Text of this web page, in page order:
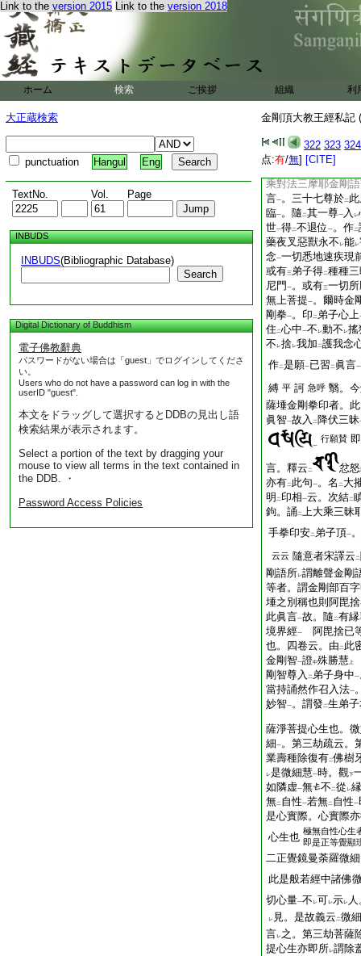
Link to the version 2015 Link to the version 2018
ホーム 検索 ご挨拶 組織 利
大正蔵検索
punctuation Hangul Eng
TextNo. Vol. Page
INBUDS
INBUDS(Bibliographic Database)
Search
Digital Dictionary of Buddhism
電子佛教辭典
パスワードがない場合は「guest」でログインしてくださ
い。
Users who do not have a password can log in with the
userID "guest".
本文をドラッグして選択するとDDBの見出し語
検索結果が表示されます。
Select a portion of the text by dragging your
mouse to view all terms in the text contained in
the DDB. ・
Password Access Policies
金剛頂大教王經私記
322 323 324
点:有/無] [CITE]
婀字無 二此註
。知
金剛性金剛薩埵體
字亦是金剛
字 不異也
則結忿怒拳至呵呵
佛 故。先令 有縁
境界經云。金剛阿
印一。左手拳印安
。作 想言
入。
乘對法三摩耶金剛
言一。三十七尊於二
臨一。隨 二其一尊一 入 レ
世一得二不退位 一。作二
藥夜叉惡獸永不 レ能レ
念一一切悉地速疾現
或有三弟子得二種種
尼門 一。或有三一切
無上菩提一。爾時金
剛拳一。印 二 弟子心上
住 二心中一不 レ動不 レ搖
不 レ捨レ我加 二護我念
作二是願一已習 二 眞言一
縛 平 訶 急呼 翳。
薩埵金剛拳印者。
眞智一故入 二 降伏三昧
一
行願賛
言。釋云 二
忿
亦有二 此句一。名 二 大
明 二印相一云。次結二
鉤。誦二上大乘三昧
手拳印安二 弟子頂一
云云 隨意者宋譯云 二
剛語所レ謂離聲金剛
等者。謂金剛部百
埵之別稱也則阿毘
此眞言一故。隨 二有
境界經一
阿毘捨已
也。四卷云。由 二 此
金剛智一證中殊勝慧 上
剛智尊入 二 弟子身中一
當持誦然作召入法一
妙智一。謂發 二生弟
薩淨菩提心生也。
細一。第三劫疏云。
業壽種除復有二佛樹
レ是微細慧一時。觀下
如隣虚一無 不 二從 レ
無二 自性一若無二 自性一
是心實際。心實際
心生也 極無自性心生
即是正等覺顯
二正覺鏡曼荼羅微
此是般若經中諸佛
切心量一不 レ可レ示レ
レ 見。是故義云 二微細
言レ之。第三劫菩薩
提心生亦即所レ謂除